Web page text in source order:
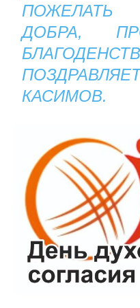
ДОБРА,
КАСИМОВ.